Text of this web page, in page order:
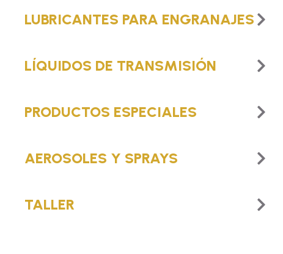
LUBRICANTES PARA ENGRANAJES
LÍQUIDOS DE TRANSMISIÓN
PRODUCTOS ESPECIALES
AEROSOLES Y SPRAYS
TALLER